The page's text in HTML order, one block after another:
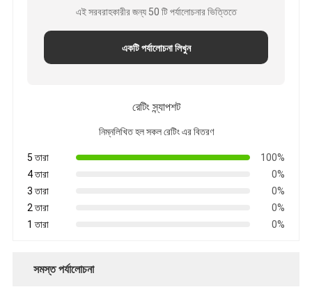
এই সরবরাহকারীর জন্য 50 টি পর্যালোচনার ভিত্তিতে
একটি পর্যালোচনা লিখুন
রেটিং স্ন্যাপশট
নিম্নলিখিত হল সকল রেটিং এর বিতরণ
5 তারা
100%
4 তারা
0%
3 তারা
0%
2 তারা
0%
1 তারা
0%
সমস্ত পর্যালোচনা